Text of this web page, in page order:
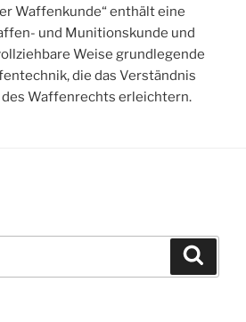
Waffenkunde“ enthält eine
und Munitionskunde und
Weise grundlegende
die das Verständnis
Waffenrechts erleichtern.